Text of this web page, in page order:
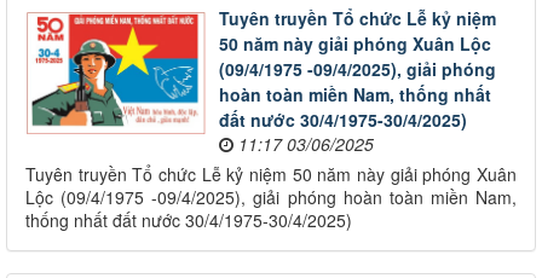
Tuyên truyền Tổ chức Lễ kỷ niệm
50 năm này giải phóng Xuân Lộc
(09/4/1975 -09/4/2025), giải phóng
hoàn toàn miền Nam, thống nhất
đất nước 30/4/1975-30/4/2025)
11:17 03/06/2025
Tuyên truyền Tổ chức Lễ kỷ niệm 50 năm này giải phóng Xuân
Lộc (09/4/1975 -09/4/2025), giải phóng hoàn toàn miền Nam,
thống nhất đất nước 30/4/1975-30/4/2025)